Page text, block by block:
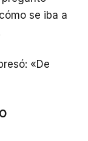
se iba a
«De